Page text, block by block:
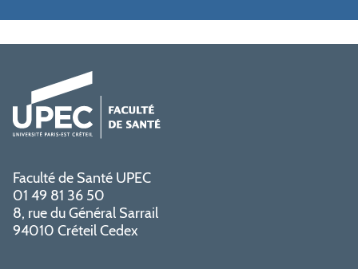
Faculté de Santé UPEC
01 49 81 36 50
8, rue du Général Sarrail
94010 Créteil Cedex